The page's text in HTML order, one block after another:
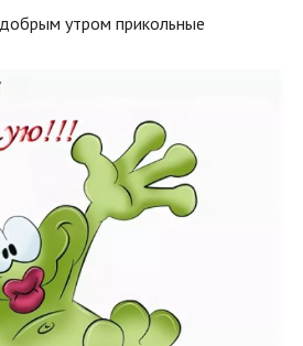
утром прикольные